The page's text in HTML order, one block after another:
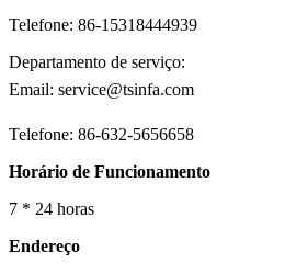
Telefone: 86-15318444939
Departamento de serviço:
Email: service@tsinfa.com
Telefone: 86-632-5656658
Horário de Funcionamento
7 * 24 horas
Endereço